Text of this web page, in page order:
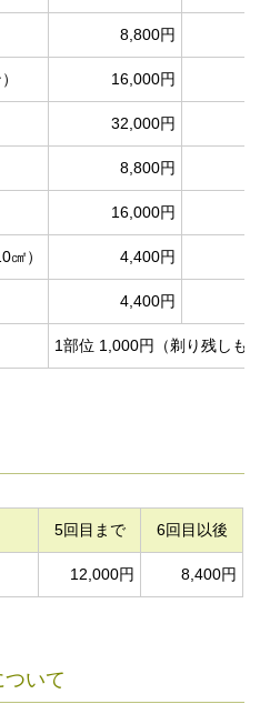
8,800円
16,000円
32,000円
8,800円
16,000円
㎠） 4,400円
4,400円
1部位 1,000円（剃り残しも
5回目まで 6回目以後
12,000円 8,400円
いて